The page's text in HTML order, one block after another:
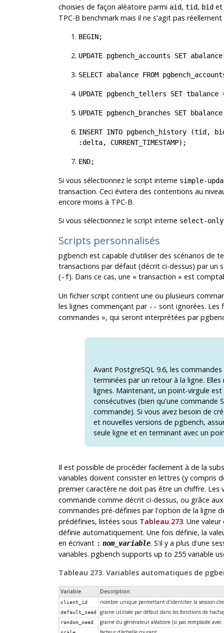
choisies de façon aléatoire parmi aid, tid, bidet
TPC-B benchmark mais il ne s'agit pas
BEGIN;
UPDATE pgbench_accounts SET
SELECT abalance FROM
UPDATE pgbench_tellers SET
UPDATE pgbench_branches SET
INSERT INTO pgbench_history
:delta, CURRENT_TIMESTAMP);
END;
Si vous sélectionnez le script interne simple-
transaction. Ceci évitera des contentions au
encore moins à TPC-B.
Si vous sélectionnez le script interne select-only
Scripts personnalisés
pgbench est capable d'utiliser des scénarios de
transactions par défaut (décrit ci-dessus) par un
(-f). Dans ce cas, une « transaction » est
Un fichier script contient une ou plusieurs
les lignes commençant par -- sont ignorées. Les
commandes », qui seront interprétées par
Avant PostgreSQL 9.6, les
terminées par un retour à la ligne.
lignes. Maintenant, un point-virgule est
consécutives (bien qu'une commande
commande). Si vous avez besoin de
et nouvelles versions de pgbench,
seule ligne et en terminant avec un
Il est possible de procéder facilement à de la
variables doivent consister en lettres (y compris
premier caractère ne doit pas être un chiffre.
commande comme décrit ci-dessus, ou grâce
commandes pré-définies par l'option de la ligne
prédéfinies, listées sous Tableau 273. Une
définie automatiquement. Une fois définie, la
en écrivant : nom_variable. S'il y a plus d'une
variables. pgbench supports up to 255 variable
Tableau 273. Variables automatiques de
Variable Description
client_id nombre unique permettant d'identifier la session
default_seed graine utilisée par défaut dans les fonctions de
random_seed graine du générateur aléatoire (si pas remplacée avec